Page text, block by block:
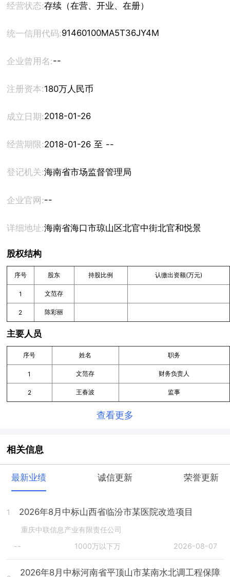
经营状态:存续（在营、开业、在册）
统一信用代码:91460100MA5T36JY4M
企业曾用名:--
注册资本:180万人民币
成立日期:2018-01-26
经营期限: 2018-01-26 至 --
登记机关:海南省市场监督管理局
企业官网:--
详细地址:海南省海口市琼山区北官中街北官和悦景苑12-
股权结构
序号 股东 持股比例 认缴出资额(万元)
1 文范存
2 陈彩丽
主要人员
序号 姓名 职务
1 文范存 财务负责人
2 王春波 监事
查看更多
相关信息
最新业绩 诚信更新 荣誉更新
1 2026年8月中标山西省临汾市某医院改造项目
重庆中联信息产业有限责任公司
--
1000万以下万 2026-08-07
2026年8月中标河南省平顶山市某南水北调工程保障